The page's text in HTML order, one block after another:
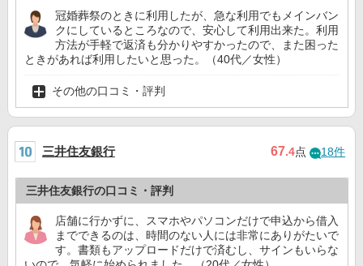
冠婚葬祭のときに利用したが、急な利用でもメインバン
クにしているところなので、安心して利用出来た。利用
方法が手軽で返済も分かりやすかったので、また困った
ときがあれば利用したいと思った。（40代／女性）
その他の口コミ・評判
三井住友銀行 67.4点 18件
三井住友銀行の口コミ・評判
店舗に行かずに、スマホやパソコンだけで申込から借入
までできるのは、時間のない人には非常にありがたいで
す。書類もアップロードだけで済むし、サインもいらな